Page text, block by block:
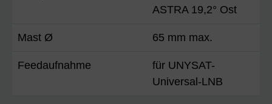
ASTRA 19,2° Ost
Mast Ø 65 mm max.
Feedaufnahme
für UNYSAT-
Universal-LNB